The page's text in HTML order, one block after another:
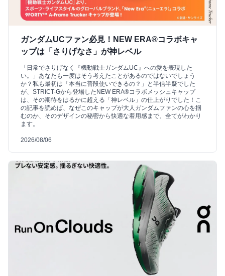
ガンダムUCファン必見！NEW ERA®コラボキャ
ップは「さりげなさ」が神レベル
「日常でさりげなく『機動戦士ガンダムUC』への愛を表現した
い。」あなたも一度はそう考えたことがあるのではないでしょう
か？私も最初は「本当に普段使いできるの？」と半信半疑でした
が、STRICT-Gから登場したNEW ERA®コラボメッシュキャップ
は、その期待をはるかに超える「神レベル」の仕上がりでした！こ
の記事を読めば、なぜこのキャップが大人ガンダムファンの心を掴
むのか、そのデザインの秘密から快適な着用感まで、全てがわかり
ます。
2026/08/06